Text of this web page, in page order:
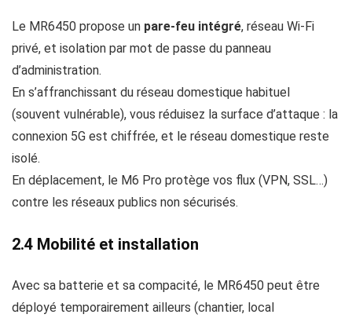
Le MR6450 propose un pare‑feu intégré, réseau Wi‑Fi
privé, et isolation par mot de passe du panneau
d’administration.
En s’affranchissant du réseau domestique habituel
(souvent vulnérable), vous réduisez la surface d’attaque : la
connexion 5G est chiffrée, et le réseau domestique reste
isolé.
En déplacement, le M6 Pro protège vos flux (VPN, SSL…)
contre les réseaux publics non sécurisés.
2.4 Mobilité et installation
Avec sa batterie et sa compacité, le MR6450 peut être
déployé temporairement ailleurs (chantier, local